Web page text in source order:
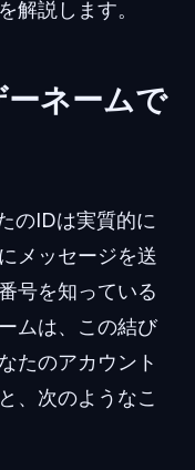
解説します。
ネームで
のIDは実質的に
メッセージを送
号を知っている
ムは、この結び
たのアカウント
、次のようなこ